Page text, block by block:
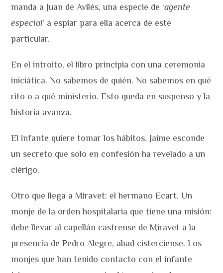
manda a Juan de Avilés, una especie de ‘agente
especial’ a espiar para ella acerca de este
particular.
En el introito, el libro principia con una ceremonia
iniciática. No sabemos de quién. No sabemos en qué
rito o a qué ministerio. Esto queda en suspenso y la
historia avanza.
El infante quiere tomar los hábitos. Jaime esconde
un secreto que solo en confesión ha revelado a un
clérigo.
Otro que llega a Miravet: el hermano Ecart. Un
monje de la orden hospitalaria que tiene una misión:
debe llevar al capellán castrense de Miravet a la
presencia de Pedro Alegre, abad cisterciense. Los
monjes que han tenido contacto con el infante